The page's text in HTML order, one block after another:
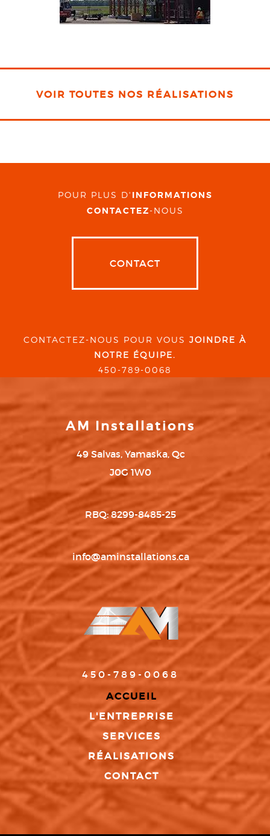
VOIR TOUTES NOS RÉALISATIONS
POUR PLUS D' INFORMATIONS
CONTACTEZ-NOUS
CONTACT
CONTACTEZ-NOUS POUR VOUS JOINDRE À
NOTRE ÉQUIPE.
450-789-0068
AM Installations
49 Salvas, Yamaska, Qc
J0G 1W0
RBQ: 8299-8485-25
info@aminstallations.ca
450-789-0068
ACCUEIL
L'ENTREPRISE
SERVICES
RÉALISATIONS
CONTACT